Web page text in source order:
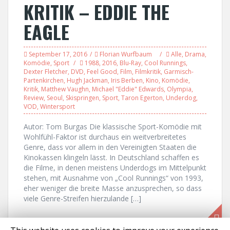
KRITIK – EDDIE THE
EAGLE
September 17, 2016 Florian Wurfbaum Alle, Drama,
Komödie, Sport 1988, 2016, Blu-Ray, Cool Runnings,
Dexter Fletcher, DVD, Feel Good, Film, Filmkritik, Garmisch-
Partenkirchen, Hugh Jackman, Iris Berben, Kino, Komödie,
Kritik, Matthew Vaughn, Michael "Eddie" Edwards, Olympia,
Review, Seoul, Skispringen, Sport, Taron Egerton, Underdog,
VOD, Wintersport
Autor: Tom Burgas Die klassische Sport-Komödie mit
Wohlfühl-Faktor ist durchaus ein weitverbreitetes
Genre, dass vor allem in den Vereinigten Staaten die
Kinokassen klingeln lässt. In Deutschland schaffen es
die Filme, in denen meistens Underdogs im Mittelpunkt
stehen, mit Ausnahme von „Cool Runnings“ von 1993,
eher weniger die breite Masse anzusprechen, so dass
viele Genre-Streifen hierzulande […]